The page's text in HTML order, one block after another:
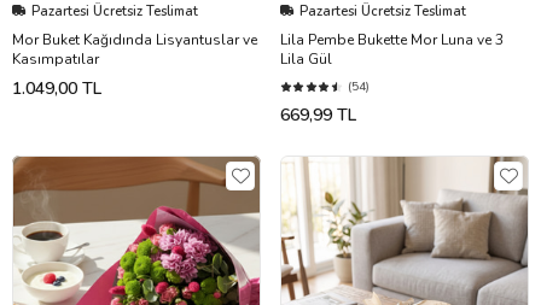
Pazartesi Ücretsiz Teslimat
Mor Buket Kağıdında Lisyantuslar ve
Kasımpatılar
1.049,00 TL
Pazartesi Ücretsiz Teslimat
Lila Pembe Bukette Mor Luna ve 3
Lila Gül
(54)
669,99 TL